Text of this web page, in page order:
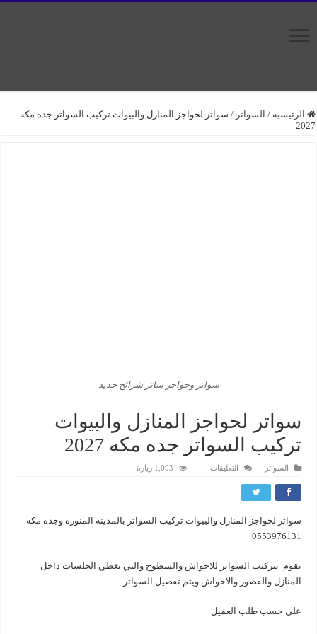
/ السواتر / سواتر لحواجز المنازل والبيوات تركيب السواتر جده مكه
سواتر وحواجز ساتر شرائح حديد
سواتر لحواجز المنازل والبيوات
تركيب السواتر جده مكه 2027
السواتر التعليقاتعلى
السواتر
1,093 زيارة
سواتر لحواجز المنازل والبيوات تركيب السواتر بالمدينه المنوره وجده مكه
0553976131
نقوم بتركيب السواتر للاحواش والسطوح والتي تغطي الجلسات داخل
المنازل والقصور والاحواش ويتم تفصيل السواتر
على حسب طلب العميل